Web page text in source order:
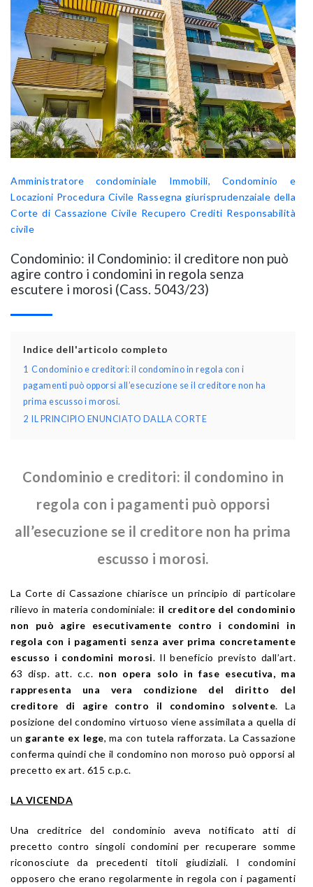
Amministratore condominiale
Immobili, Condominio e
Locazioni Procedura Civile Rassegna giurisprudenzaiale della
Corte di Cassazione Civile Recupero Crediti Responsabilità
civile
Condominio: il Condominio: il creditore non può
agire contro i condomini in regola senza
escutere i morosi (Cass. 5043/23)
Indice dell'articolo completo
1 Condominio e creditori: il condomino in regola con i
pagamenti può opporsi all’esecuzione se il creditore non ha
prima escusso i morosi.
2
IL PRINCIPIO ENUNCIATO DALLA CORTE
Condominio e creditori: il condomino in
regola con i pagamenti può opporsi
all’esecuzione se il creditore non ha prima
escusso i morosi.
La Corte di Cassazione chiarisce un principio di particolare
rilievo in materia condominiale: il creditore del condominio
non può agire esecutivamente contro i condomini in
regola con i pagamenti senza aver prima concretamente
escusso i condomini morosi. Il beneficio previsto dall’art.
63 disp. att. c.c. non opera solo in fase esecutiva, ma
rappresenta una vera condizione del diritto del
creditore di agire contro il condomino solvente. La
posizione del condomino virtuoso viene assimilata a quella di
un garante ex lege, ma con tutela rafforzata. La Cassazione
conferma quindi che il condomino non moroso può opporsi al
precetto ex art. 615 c.p.c.
LA VICENDA
Una creditrice del condominio aveva notificato atti di
precetto contro singoli condomini per recuperare somme
riconosciute da precedenti titoli giudiziali. I condomini
opposero che erano regolarmente in regola con i pagamenti